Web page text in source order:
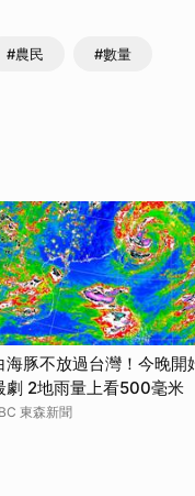
#農民 #數量
海豚不放過台灣！今晚開
劇 2地雨量上看500毫米
東森新聞